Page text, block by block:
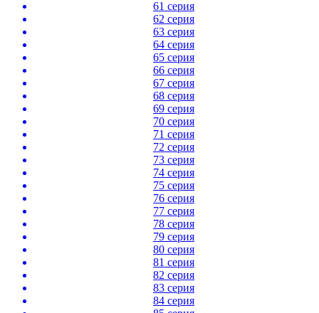
61 серия
62 серия
63 серия
64 серия
65 серия
66 серия
67 серия
68 серия
69 серия
70 серия
71 серия
72 серия
73 серия
74 серия
75 серия
76 серия
77 серия
78 серия
79 серия
80 серия
81 серия
82 серия
83 серия
84 серия